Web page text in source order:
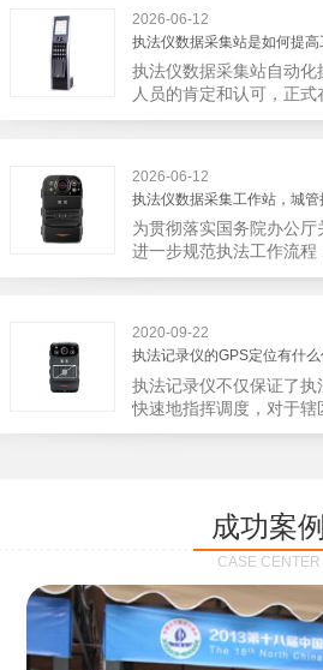
大体只有两个，其一，安
其二，安装安检门可以防
宁市第二医院刚试行安检
刀具和一把管制类刀具
装安检门可以缓解医生安
2026-06-12
执法仪数据采集站是如何提高
执法仪数据采集站自动
人员的肯定和认可，正
剑。 执法仪数据采集站
备能自动读取目标对象，
备具有断点续传的功能，
已经上传或下载的部分开
分，而没有必要从头开始
高速度。再者待数据传输
下次直接使用，提高执法
集站还具有强大的数据存
上传时段、不同重要级别
或者报表的形式呈现；
理，自动将用户警员编
据的合法性，同时系统可
2026-06-12
执法仪数据采集工作站，城
为贯彻落实国务院办公厅
进一步规范执法工作流程
深入推进执法队伍规范化
止了双方矛盾的发生。现
站，执法队员的担忧便得
作站可支持多台执法记录
当天使用当天上传，通
它会自动读取所有的视频
作站也能自动为执法记
记录仪的贴心小"保姆"。
高，行政执法行为更加"
以随时调取证据视频，精
的展示给行政相对人看，
城管执法行为的误解，
2020-09-22
执法记录仪的GPS定位有什么
执法记录仪不仅保证了执
快速地指挥调度，对于
也能一目了然，在城市管
定位模块，可通过移动
控中心，在平台的电子
置，实时查看执法人员
调配周边执法人员。同时
份证查验等拓展功能，在
能广泛应用于交警公安
海关执法、路政、质量监
成功案例
CASE CENTER